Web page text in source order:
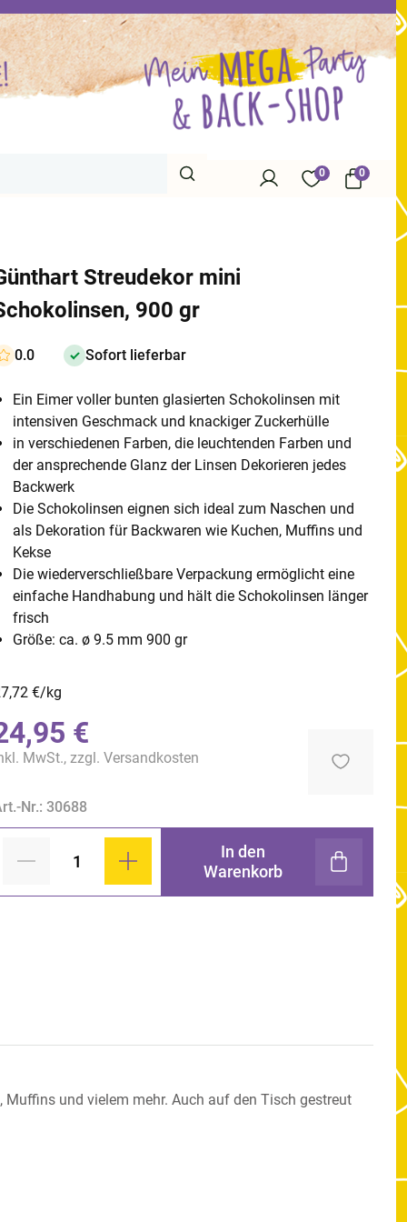
0 0
Streudekor mini
900 gr
0.0 Sofort lieferbar
Ein Eimer voller bunten glasierten Schokolinsen mit
intensiven Geschmack und knackiger Zuckerhülle
in verschiedenen Farben, die leuchtenden Farben und
der ansprechende Glanz der Linsen Dekorieren jedes
Backwerk
Die Schokolinsen eignen sich ideal zum Naschen und
als Dekoration für Backwaren wie Kuchen, Muffins und
Kekse
Die wiederverschließbare Verpackung ermöglicht eine
einfache Handhabung und hält die Schokolinsen länger
frisch
Größe: ca. ø 9.5 mm 900 gr
€/kg
€
MwSt., zzgl. Versandkosten
Nr.: 30688
In den
Warenkorb
und vielem mehr. Auch auf den Tisch gestreut